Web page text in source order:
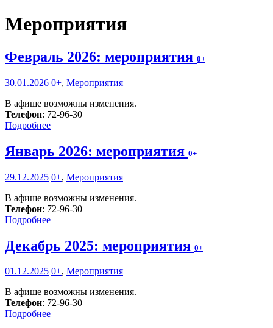
Мероприятия
Февраль 2026: мероприятия 0+
30.01.2026 0+, Мероприятия
В афише возможны изменения.
Телефон: 72-96-30
Подробнее
Январь 2026: мероприятия 0+
29.12.2025 0+, Мероприятия
В афише возможны изменения.
Телефон: 72-96-30
Подробнее
Декабрь 2025: мероприятия 0+
01.12.2025 0+, Мероприятия
В афише возможны изменения.
Телефон: 72-96-30
Подробнее